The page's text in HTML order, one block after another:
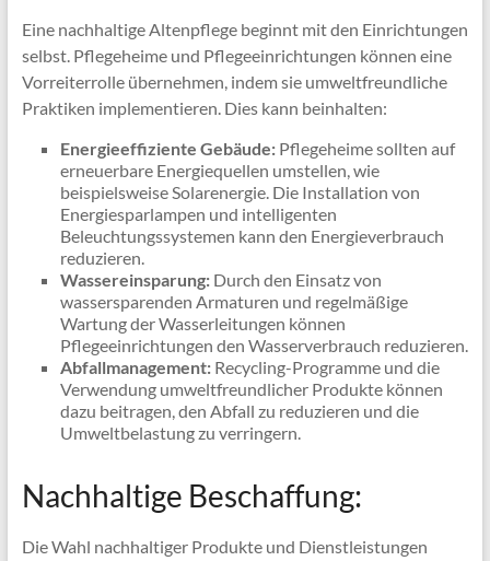
Eine nachhaltige Altenpflege beginnt mit den Einrichtungen
selbst. Pflegeheime und Pflegeeinrichtungen können eine
Vorreiterrolle übernehmen, indem sie umweltfreundliche
Praktiken implementieren. Dies kann beinhalten:
Energieeffiziente Gebäude:Pflegeheime sollten auf
erneuerbare Energiequellen umstellen, wie
beispielsweise Solarenergie. Die Installation von
Energiesparlampen und intelligenten
Beleuchtungssystemen kann den Energieverbrauch
reduzieren.
Wassereinsparung:Durch den Einsatz von
wassersparenden Armaturen und regelmäßige
Wartung der Wasserleitungen können
Pflegeeinrichtungen den Wasserverbrauch reduzieren.
Abfallmanagement:Recycling-Programme und die
Verwendung umweltfreundlicher Produkte können
dazu beitragen, den Abfall zu reduzieren und die
Umweltbelastung zu verringern.
Nachhaltige Beschaffung:
Die Wahl nachhaltiger Produkte und Dienstleistungen